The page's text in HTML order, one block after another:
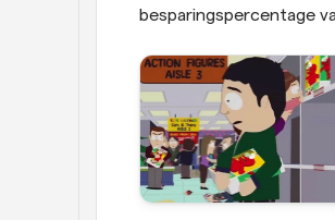
besparingspercentage